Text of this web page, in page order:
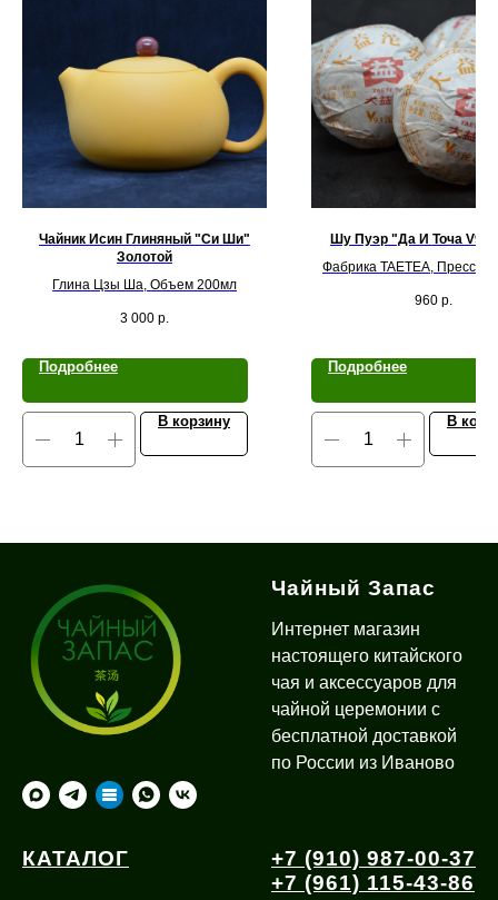
Чайник Исин Глиняный "Си Ши"
Золотой
Глина Цзы Ша, Объем 200мл
3 000 р.
Подробнее
В корзину
Шу Пуэр "Да И Точа V93"
Фабрика TAETEA,
960 р.
Подробнее
В
Чайный Запас
Интернет магазин
настоящего китайского
чая и аксессуаров для
чайной церемонии с
бесплатной доставкой
по России из Иваново
КАТАЛОГ
+7 (910) 987-00-37
+7 (961) 115-43-86